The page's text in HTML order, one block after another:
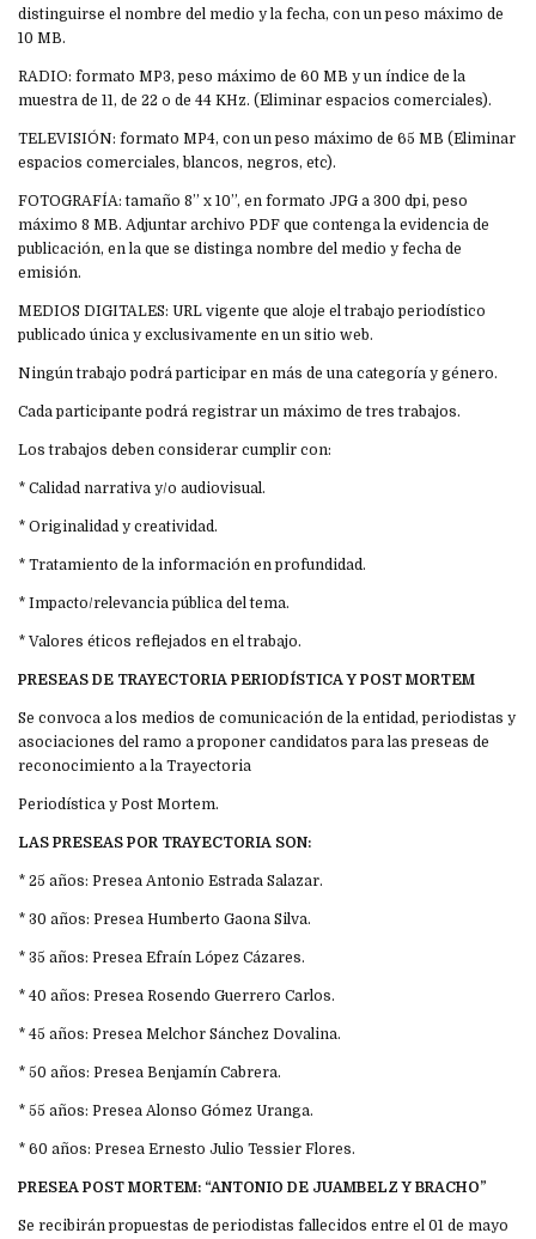
distinguirse el nombre del medio y la fecha, con un peso máximo de
10 MB.
RADIO: formato MP3, peso máximo de 60 MB y un índice de la
muestra de 11, de 22 o de 44 KHz. (Eliminar espacios comerciales).
TELEVISIÓN: formato MP4, con un peso máximo de 65 MB (Eliminar
espacios comerciales, blancos, negros, etc).
FOTOGRAFÍA: tamaño 8” x 10”, en formato JPG a 300 dpi, peso
máximo 8 MB. Adjuntar archivo PDF que contenga la evidencia de
publicación, en la que se distinga nombre del medio y fecha de
emisión.
MEDIOS DIGITALES: URL vigente que aloje el trabajo periodístico
publicado única y exclusivamente en un sitio web.
Ningún trabajo podrá participar en más de una categoría y género.
Cada participante podrá registrar un máximo de tres trabajos.
Los trabajos deben considerar cumplir con:
* Calidad narrativa y/o audiovisual.
* Originalidad y creatividad.
* Tratamiento de la información en profundidad.
* Impacto/relevancia pública del tema.
* Valores éticos reflejados en el trabajo.
PRESEAS DE TRAYECTORIA PERIODÍSTICA Y POST MORTEM
Se convoca a los medios de comunicación de la entidad, periodistas y
asociaciones del ramo a proponer candidatos para las preseas de
reconocimiento a la Trayectoria
Periodística y Post Mortem.
LAS PRESEAS POR TRAYECTORIA SON:
* 25 años: Presea Antonio Estrada Salazar.
* 30 años: Presea Humberto Gaona Silva.
* 35 años: Presea Efraín López Cázares.
* 40 años: Presea Rosendo Guerrero Carlos.
* 45 años: Presea Melchor Sánchez Dovalina.
* 50 años: Presea Benjamín Cabrera.
* 55 años: Presea Alonso Gómez Uranga.
* 60 años: Presea Ernesto Julio Tessier Flores.
PRESEA POST MORTEM: “ANTONIO DE JUAMBELZ Y BRACHO”
Se recibirán propuestas de periodistas fallecidos entre el 01 de mayo